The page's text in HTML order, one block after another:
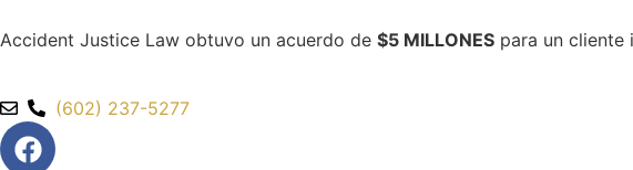
Accident Justice Law obtuvo un acuerdo de $5 MILLONES para un cliente
(602) 237-5277